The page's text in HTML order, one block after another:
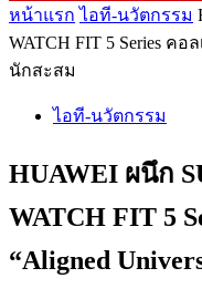
หน้าแรก ไอที-นวัตกรรม
WATCH FIT 5 Series คอ
นักสะสม
ไอที-นวัตกรรม
HUAWEI ผนึก
WATCH FIT 5
“Aligned